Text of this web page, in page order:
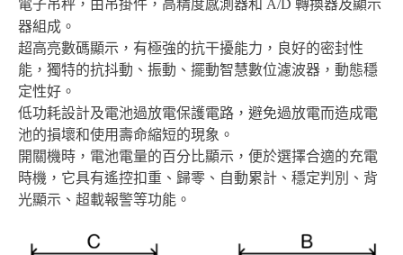
A/D
器組成。
超高亮數碼顯示，有極強的抗干擾能力，良好的密封性
能，獨特的抗抖動、振動、擺動智慧數位濾波器，動態穩
定性好。
低功耗設計及電池過放電保護電路，避免過放電而造成電
池的損壞和使用壽命縮短的現象。
開關機時，電池電量的百分比顯示，便於選擇合適的充電
時機，它具有遙控扣重、歸零、自動累計、穩定判別、背
光顯示、超載報警等功能。